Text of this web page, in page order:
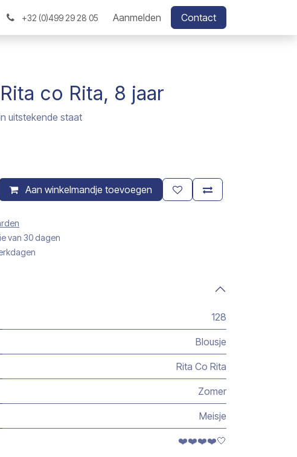
+32 (0)499 29 28 05 Aanmelden Contact
co Rita, 8 jaar
uitstekende staat
Aan winkelmandje toevoegen
van 30 dagen
128
Blousje
Rita Co Rita
Zomer
Meisje
❤️❤️❤️❤️🤍